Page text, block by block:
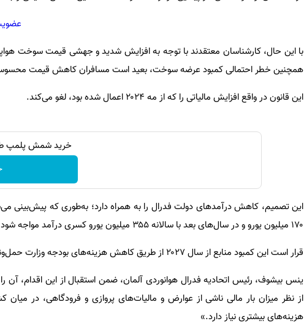
با این حال، کارشناسان معتقدند با توجه به افزایش شدید و جهشی قیمت سوخت
همچنین خطر احتمالی کمبود عرضه سوخت، بعید است مسافران کاهش قیمت محسوسی
این قانون در واقع افزایش مالیاتی را که از مه ۲۰۲۴ اعمال شده بود، لغو می‌کند.
خرید شمش پلمپ طلاسی، از ۰.۵
۱۷۰ میلیون یورو و در سال‌های بعد با سالانه ۳۵۵ میلیون یورو کسری درآمد مواجه شود.
قرار است این کمبود منابع از سال ۲۰۲۷ از طریق کاهش هزینه‌های بودجه وزارت حمل‌ونقل فدرال جبران شود.
ینس بیشوف، رئیس اتحادیه فدرال هوانوردی آلمان، ضمن استقبال از این اقدام، آن
از نظر میزان بار مالی ناشی از عوارض و مالیات‌های پروازی و فرودگاهی، در
هزینه‌های بیشتری نیاز دارد.»